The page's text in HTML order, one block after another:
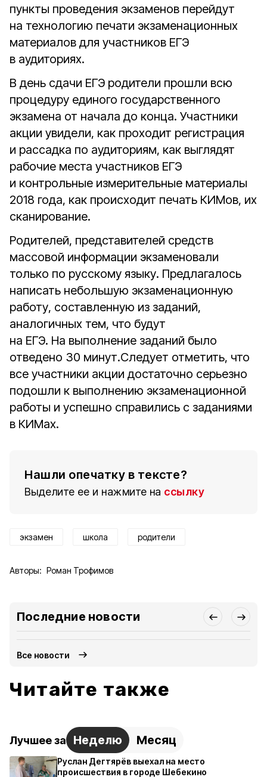
пункты проведения экзаменов перейдут
на технологию печати экзаменационных
материалов для участников ЕГЭ
в аудиториях.
В день сдачи ЕГЭ родители прошли всю
процедуру единого государственного
экзамена от начала до конца. Участники
акции увидели, как проходит регистрация
и рассадка по аудиториям, как выглядят
рабочие места участников ЕГЭ
и контрольные измерительные материалы
2018 года, как происходит печать КИМов, их
сканирование.
Родителей, представителей средств
массовой информации экзаменовали
только по русскому языку. Предлагалось
написать небольшую экзаменационную
работу, составленную из заданий,
аналогичных тем, что будут
на ЕГЭ. На выполнение заданий было
отведено 30 минут.Следует отметить, что
все участники акции достаточно серьезно
подошли к выполнению экзаменационной
работы и успешно справились с заданиями
в КИМах.
Нашли опечатку в тексте?
Выделите ее и нажмите на ссылку
экзамен школа родители
Авторы: Роман Трофимов
Последние новости
Все новости
Читайте также
Лучшее за Неделю Месяц
Руслан Дегтярёв выехал на место
происшествия в городе Шебекино